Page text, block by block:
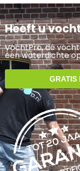
Heeft u
VochtPro, dé
een waterdichte
GRATIS